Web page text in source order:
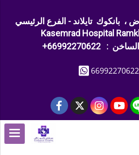
بانكوك تايلاند - الفرع الرئيسي
Kasemrad Hospital
: 66992270622
66992270622